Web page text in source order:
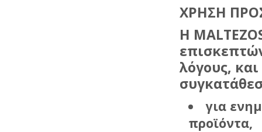
ΧΡΗΣΗ
H
λόγους,
για
προϊόντα,